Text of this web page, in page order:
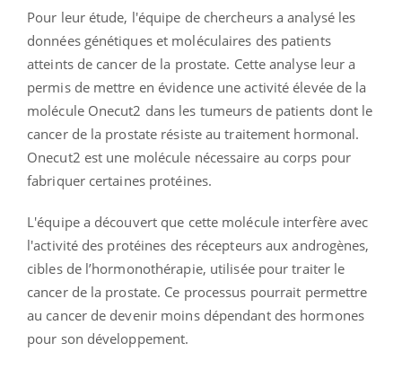
Pour leur étude, l'équipe de chercheurs a analysé les
données génétiques et moléculaires des patients
atteints de cancer de la prostate. Cette analyse leur a
permis de mettre en évidence une activité élevée de la
molécule Onecut2 dans les tumeurs de patients dont le
cancer de la prostate résiste au traitement hormonal.
Onecut2 est une molécule nécessaire au corps pour
fabriquer certaines protéines.
L'équipe a découvert que cette molécule interfère avec
l'activité des protéines des récepteurs aux androgènes,
cibles de l’hormonothérapie, utilisée pour traiter le
cancer de la prostate. Ce processus pourrait permettre
au cancer de devenir moins dépendant des hormones
pour son développement.